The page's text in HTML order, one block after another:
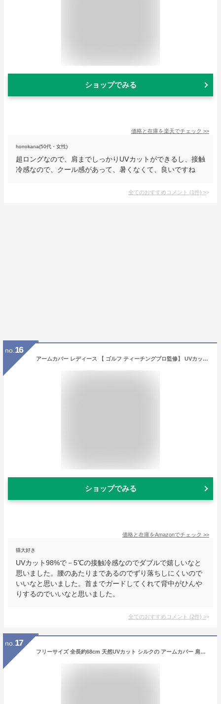
ショップでみる
価格と在庫を楽天でチェック >>
honokana(50代・女性)
超ロングなので、肩までしっかりUⅤカットができるし、接触
冷感なので、クール感があって、暑くなくて、良いですね
全てのおすすめコメント (1件) >
no. 16
アームカバー レディース 【 ゴルフ ティーチングプロ監修】 UVカット 98％ 接触冷感 腕カバー 日焼け対策 スポーツ (ホワイト)
ショップでみる
価格と在庫をAmazonでチェック >>
猫大好き
UVカット98%で－5℃の接触冷感なのでダブルで嬉しいなと
思いました。腰のあたりまであるのでずり落ちしにくいので
いいなと思いました。首までガードしてくれて背中がひんや
りするのでいいなと思いました。
全てのおすすめコメント (2件) >
no. 17
フリーサイズ 全長約68cm 天然UVカット シルクの アームカバー 肩まですっぽりロングタイプ 蒸れにくい内側メッシュ編み【4点までメール便対応】